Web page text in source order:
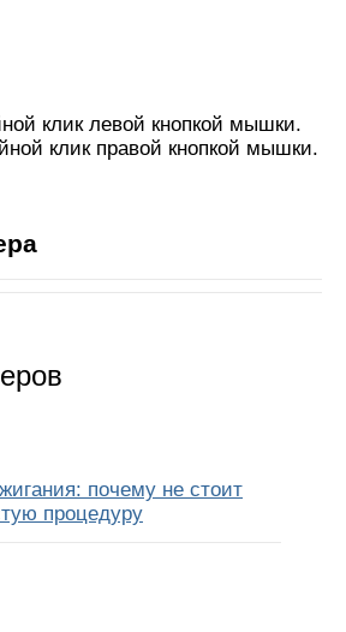
клик левой кнопкой мышки.
клик правой кнопкой мышки.
почему не стоит
процедуру